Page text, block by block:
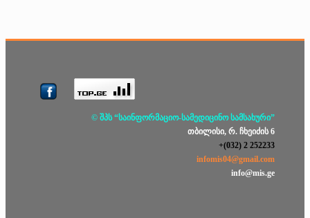
© შპს “საინფორმაციო-სამედიცინო სამსახური”
თბილისი, რ. ჩხეიძის 6
+(032) 2 252233
infomis04@gmail.com
info@mis.ge